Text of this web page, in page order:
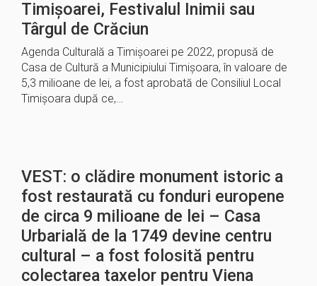
Timișoarei, Festivalul Inimii sau
Târgul de Crăciun
Agenda Culturală a Timișoarei pe 2022, propusă de
Casa de Cultură a Municipiului Timișoara, în valoare de
5,3 milioane de lei, a fost aprobată de Consiliul Local
Timișoara după ce,…
VEST: o clădire monument istoric a
fost restaurată cu fonduri europene
de circa 9 milioane de lei – Casa
Urbarială de la 1749 devine centru
cultural – a fost folosită pentru
colectarea taxelor pentru Viena